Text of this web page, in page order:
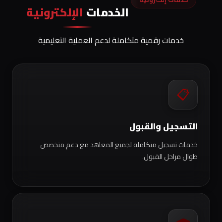
الخدمات الإلكترونية
خدمات رقمية متكاملة لدعم العملية التعليمية
📋
التسجيل والقبول
خدمات تسجيل متكاملة لجميع المعاهد مع دعم متخصص
طوال مراحل القبول.